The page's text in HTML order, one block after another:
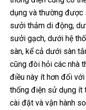
dụng và thường được
sưởi thảm di động,
sưởi gạch, dưới hệ
sàn, kể cả dưới sàn
cũng đòi hỏi các nhà
điều này ít hơn đối với
thống điện sử dụng ít
cài đặt và vận hành